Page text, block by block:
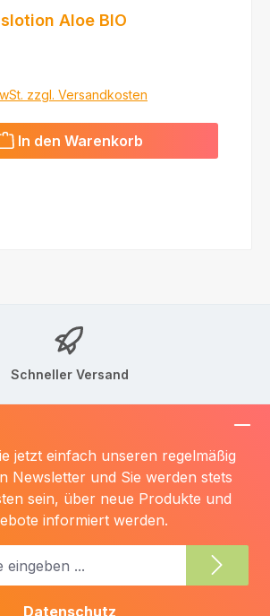
Aloe BIO
zzgl. Versandkosten
In den Warenkorb
Schneller Versand
jetzt einfach unseren regelmäßig
Newsletter und Sie werden stets
sein, über neue Produkte und
informiert werden.
Datenschutz